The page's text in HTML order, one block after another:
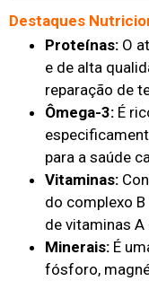
Destaques
Proteínas: O
e de alta
reparação de
Ômega-3: É
para a saúde
Vitaminas:
do complexo B
de vitaminas A
Minerais: É
fósforo,